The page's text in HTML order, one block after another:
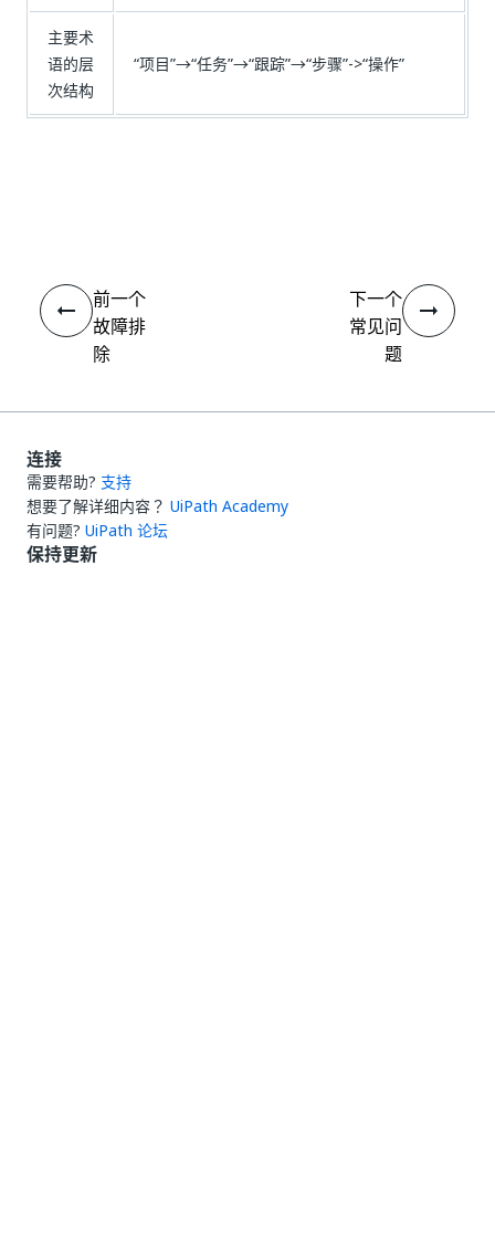
主要术
语的层
次结构
“项目”→“任务”→“跟踪”→“步骤”->“操作”
前一个
故障排
除
下一个
常见问
题
连接
需要帮助? 支持
想要了解详细内容？ UiPath Academy
有问题? UiPath 论坛
保持更新